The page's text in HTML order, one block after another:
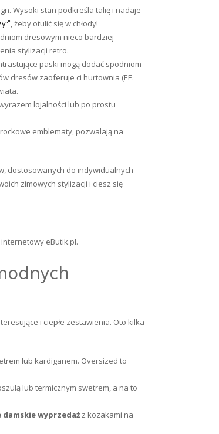
Wysoki stan podkreśla talię i nadaje
, żeby otulić się w chłody!
dresowym nieco bardziej
stylizacji retro.
paski mogą dodać spodniom
dresów zaoferuje ci hurtownia (EE.
lojalności lub po prostu
emblematy, pozwalają na
dostosowanych do indywidualnych
zimowych stylizacji i ciesz się
internetowy eButik.pl.
i ciepłe zestawienia. Oto kilka
lub kardiganem. Oversized to
lub termicznym swetrem, a na to
damskiewyprzedaż z kozakami na